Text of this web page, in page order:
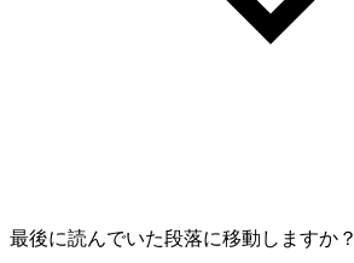
最後に読んでいた段落に移動しますか？